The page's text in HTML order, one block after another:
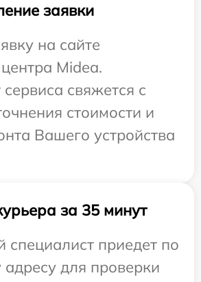
заявки
на сайте
Midea.
свяжется с
стоимости и
Вашего устройства
за 35 минут
специалист приедет по
для проверки